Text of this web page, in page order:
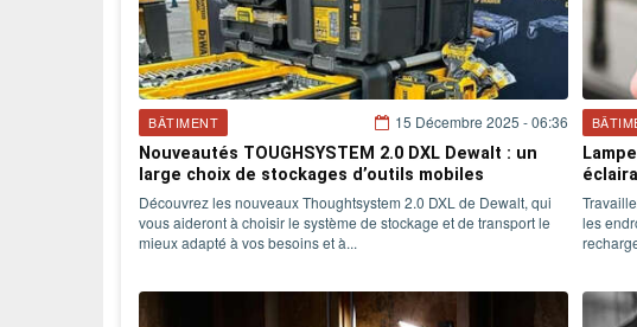
BÂTIMENT
15 Décembre 2025 - 06:36
Nouveautés TOUGHSYSTEM 2.0 DXL Dewalt : un
large choix de stockages d’outils mobiles
Découvrez les nouveaux Thoughtsystem 2.0 DXL de Dewalt, qui
vous aideront à choisir le système de stockage et de transport le
mieux adapté à vos besoins et à...
les